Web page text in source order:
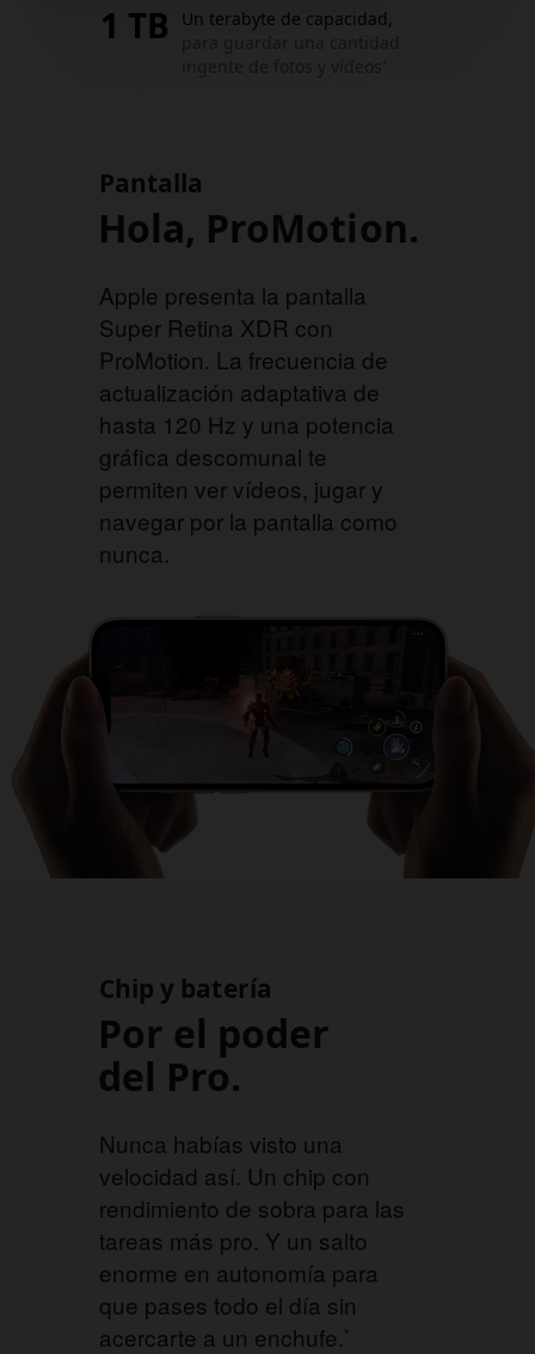
1 TB
Un terabyte de capacidad,
Pantalla
Hola, ProMotion.
Apple presenta la pantalla
Super Retina XDR con
ProMotion. La frecuencia de
actualización adaptativa de
hasta 120 Hz y una potencia
gráfica descomunal te
permiten ver vídeos, jugar y
navegar por la pantalla como
nunca.
Chip y batería
Por el poder
del Pro.
Nunca habías visto una
velocidad así. Un chip con
rendimiento de sobra para las
tareas más pro. Y un salto
enorme en autonomía para
que pases todo el día sin
acercarte a un enchufe. *